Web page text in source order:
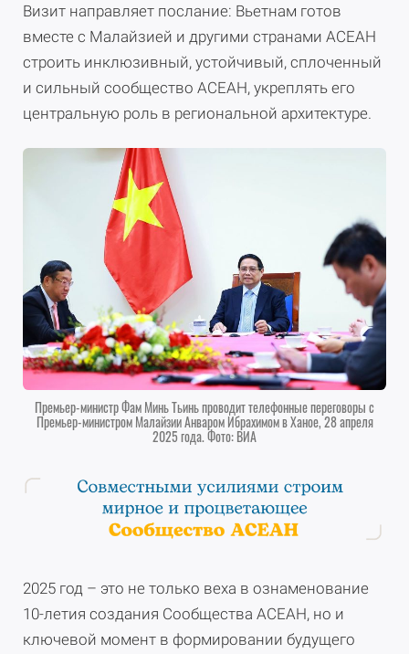
Визит направляет послание: Вьетнам готов
вместе с Малайзией и другими странами АСЕАН
строить инклюзивный, устойчивый, сплоченный
и сильный сообщество АСЕАН, укреплять его
центральную роль в региональной архитектуре.
Премьер-министр Фам Минь Тьинь проводит телефонные переговоры с
Премьер-министром Малайзии Анваром Ибрахимом в Ханое, 28 апреля
2025 года. Фото: ВИА
2025 год – это не только веха в ознаменование
10-летия создания Сообщества АСЕАН, но и
ключевой момент в формировании будущего